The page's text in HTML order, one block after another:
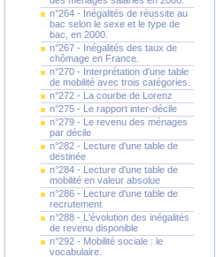
n°264 - Inégalités de réussite au
bac selon le sexe et le type de
bac, en 2000.
n°267 - Inégalités des taux de
chômage en France.
n°270 - Interprétation d'une table
de mobilité avec trois catégories.
n°272 - La courbe de Lorenz
n°275 - Le rapport inter-décile
n°279 - Le revenu des ménages
par décile
n°282 - Lecture d'une table de
destinée
n°284 - Lecture d'une table de
mobilité en valeur absolue
n°286 - Lecture d'une table de
recrutement
n°288 - L'évolution des inégalités
de revenu disponible
n°292 - Mobilité sociale : le
vocabulaire.